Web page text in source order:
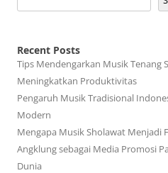
Recent Posts
Tips Mendengarkan Musik Tenang
Meningkatkan Produktivitas
Pengaruh Musik Tradisional
Modern
Mengapa Musik Sholawat Menjadi
Angklung sebagai Media Promosi
Dunia